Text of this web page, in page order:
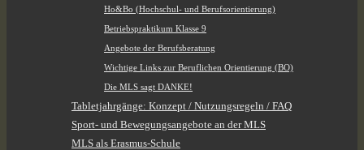
Ho&Bo (Hochschul- und Berufsorientierung)
Betriebspraktikum Klasse 9
Angebote der Berufsberatung
Wichtige Links zur Beruflichen Orientierung (BO)
Die MLS sagt DANKE!
Tabletjahrgänge: Konzept / Nutzungsregeln / FAQ
Sport- und Bewegungsangebote an der MLS
MLS als Erasmus-Schule